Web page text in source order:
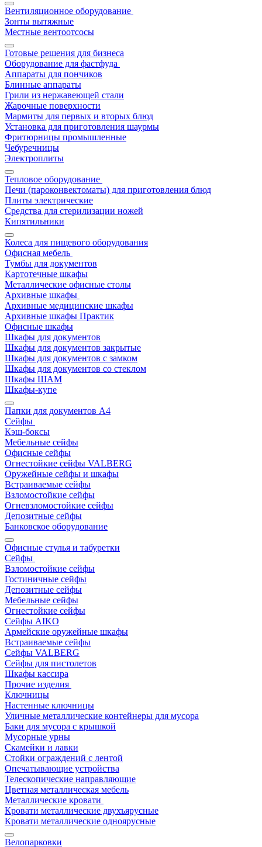
Вентиляционное оборудование
Зонты вытяжные
Местные вентоотсосы
Готовые решения для бизнеса
Оборудование для фастфуда
Аппараты для пончиков
Блинные аппараты
Грили из нержавеющей стали
Жарочные поверхности
Мармиты для первых и вторых блюд
Установка для приготовления шаурмы
Фритюрницы промышленные
Чебуречницы
Электроплиты
Тепловое оборудование
Печи (пароконвектоматы) для приготовления блюд
Плиты электрические
Средства для стерилизации ножей
Кипятильники
Колеса для пищевого оборудования
Офисная мебель
Тумбы для документов
Картотечные шкафы
Металлические офисные столы
Архивные шкафы
Архивные медицинские шкафы
Архивные шкафы Практик
Офисные шкафы
Шкафы для документов
Шкафы для документов закрытые
Шкафы для документов с замком
Шкафы для документов со стеклом
Шкафы ШАМ
Шкафы-купе
Папки для документов A4
Сейфы
Кэш-боксы
Мебельные сейфы
Офисные сейфы
Огнестойкие сейфы VALBERG
Оружейные сейфы и шкафы
Встраиваемые сейфы
Взломостойкие сейфы
Огневзломостойкие сейфы
Депозитные сейфы
Банковское оборудование
Офисные стулья и табуретки
Сейфы
Взломостойкие сейфы
Гостиничные сейфы
Депозитные сейфы
Мебельные сейфы
Огнестойкие сейфы
Сейфы AIKO
Армейские оружейные шкафы
Встраиваемые сейфы
Сейфы VALBERG
Сейфы для пистолетов
Шкафы кассира
Прочие изделия
Ключницы
Настенные ключницы
Уличные металлические контейнеры для мусора
Баки для мусора с крышкой
Мусорные урны
Скамейки и лавки
Стойки ограждений с лентой
Опечатывающие устройства
Телескопические направляющие
Цветная металлическая мебель
Металлические кровати
Кровати металлические двухъярусные
Кровати металлические одноярусные
Велопарковки